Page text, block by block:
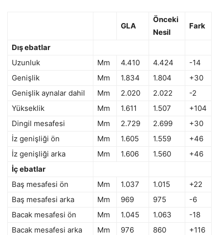
GLA
Önceki
Nesil
Fark
Dış ebatlar
Uzunluk
Mm 4.410 4.424
-14
Genişlik
Mm 1.834 1.804
+30
Genişlik aynalar dahil
Mm 2.020 2.022
-2
Yükseklik
Mm 1.611 1.507
+104
Dingil mesafesi
Mm 2.729 2.699
+30
İz genişliği ön
Mm 1.605 1.559
+46
İz genişliği arka
Mm 1.606 1.560
+46
İç ebatlar
Baş mesafesi ön
Mm 1.037 1.015
+22
Baş mesafesi arka
Mm 969 975
-6
Bacak mesafesi ön
Mm 1.045 1.063
-18
Bacak mesafesi arka
Mm 976 860
+116